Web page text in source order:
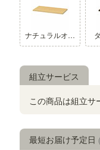
用の追加移動棚です。
ナチュラルオーク1
組立サービス
この商品は組立サ
最短お届け予定日